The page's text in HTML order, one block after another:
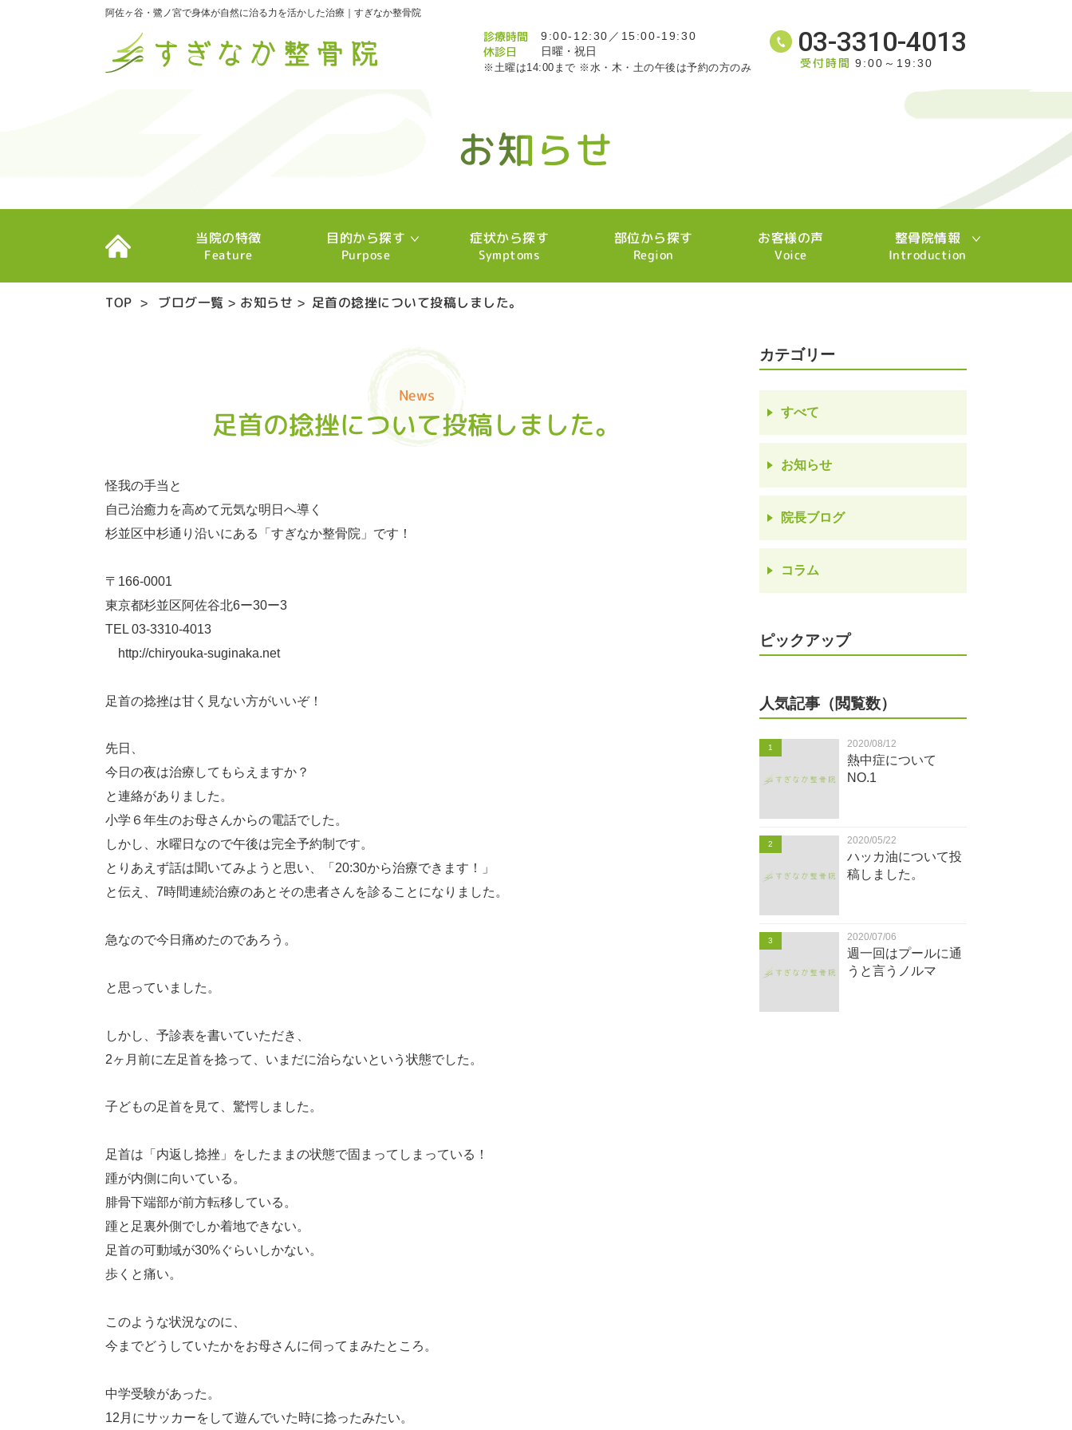
阿佐ヶ谷・鷺ノ宮で身体が自然に治る力を活かした治療｜すぎなか整骨院
診療時間 9:00-12:30／15:00-19:30
休診日 日曜・祝日
※土曜は14:00まで ※水・木・土の午後は予約の方のみ
03-3310-4013
受付時間 9:00～19:30
お知らせ
お知らせ
お知らせ
お知らせ
お知らせ
お知らせ
お知らせ
お知らせ
お知らせ
お知らせ
お知らせ
お知らせ
お知らせ
お知らせ
お知らせ
お知らせ
お知らせ
お知らせ
お知らせ
お知らせ
お知らせ
お知らせ
お知らせ
お知らせ
お知らせ
お知らせ
お知らせ
お知らせ
お知らせ
お知らせ
お知らせ
お知らせ
お知らせ
お知らせ
お知らせ
お知らせ
お知らせ
お知らせ
お知らせ
お知らせ
お知らせ
お知らせ
お知らせ
お知らせ
お知らせ
お知らせ
お知らせ
お知らせ
お知らせ
お知らせ
お知らせ
お知らせ
お知らせ
お知らせ
お知らせ
お知らせ
お知らせ
お知らせ
お知らせ
お知らせ
お知らせ
お知らせ
お知らせ
お知らせ
お知らせ
お知らせ
当院の特徴
Feature
目的から探す
Purpose
症状から探す
Symptoms
部位から探す
Region
お客様の声
Voice
整骨院情報
Introduction
TOP > ブログ一覧 > お知らせ > 足首の捻挫について投稿しました。
News
足首の捻挫について投稿しました。
怪我の手当と
自己治癒力を高めて元気な明日へ導く
杉並区中杉通り沿いにある「すぎなか整骨院」です！
〒166-0001
東京都杉並区阿佐谷北6ー30ー3
TEL 03-3310-4013
http://chiryouka-suginaka.net
足首の捻挫は甘く見ない方がいいぞ！
先日、
今日の夜は治療してもらえますか？
と連絡がありました。
小学６年生のお母さんからの電話でした。
しかし、水曜日なので午後は完全予約制です。
とりあえず話は聞いてみようと思い、「20:30から治療できます！」
と伝え、7時間連続治療のあとその患者さんを診ることになりました。
急なので今日痛めたのであろう。
と思っていました。
しかし、予診表を書いていただき、
2ヶ月前に左足首を捻って、いまだに治らないという状態でした。
子どもの足首を見て、驚愕しました。
足首は「内返し捻挫」をしたままの状態で固まってしまっている！
踵が内側に向いている。
腓骨下端部が前方転移している。
踵と足裏外側でしか着地できない。
足首の可動域が30%ぐらいしかない。
歩くと痛い。
このような状況なのに、
今までどうしていたかをお母さんに伺ってまみたところ。
中学受験があった。
12月にサッカーをして遊んでいた時に捻ったみたい。
カテゴリー
すべて
お知らせ
院長ブログ
コラム
ピックアップ
人気記事（閲覧数）
1 2020/08/12
熱中症について
NO.1
2 2020/05/22
ハッカ油について投
稿しました。
3 2020/07/06
週一回はプールに通
うと言うノルマ